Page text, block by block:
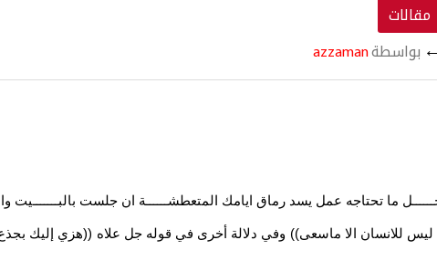
مقالات
← بواسطةazzaman
جــــــل ما تحتاجه عمل يسد رماق ايامك المتعطشــــــة ان جلست
للانسان الا ماسعى)) وفي دلالة أخرى في قوله جل علاه ((هزي إليك بجذع